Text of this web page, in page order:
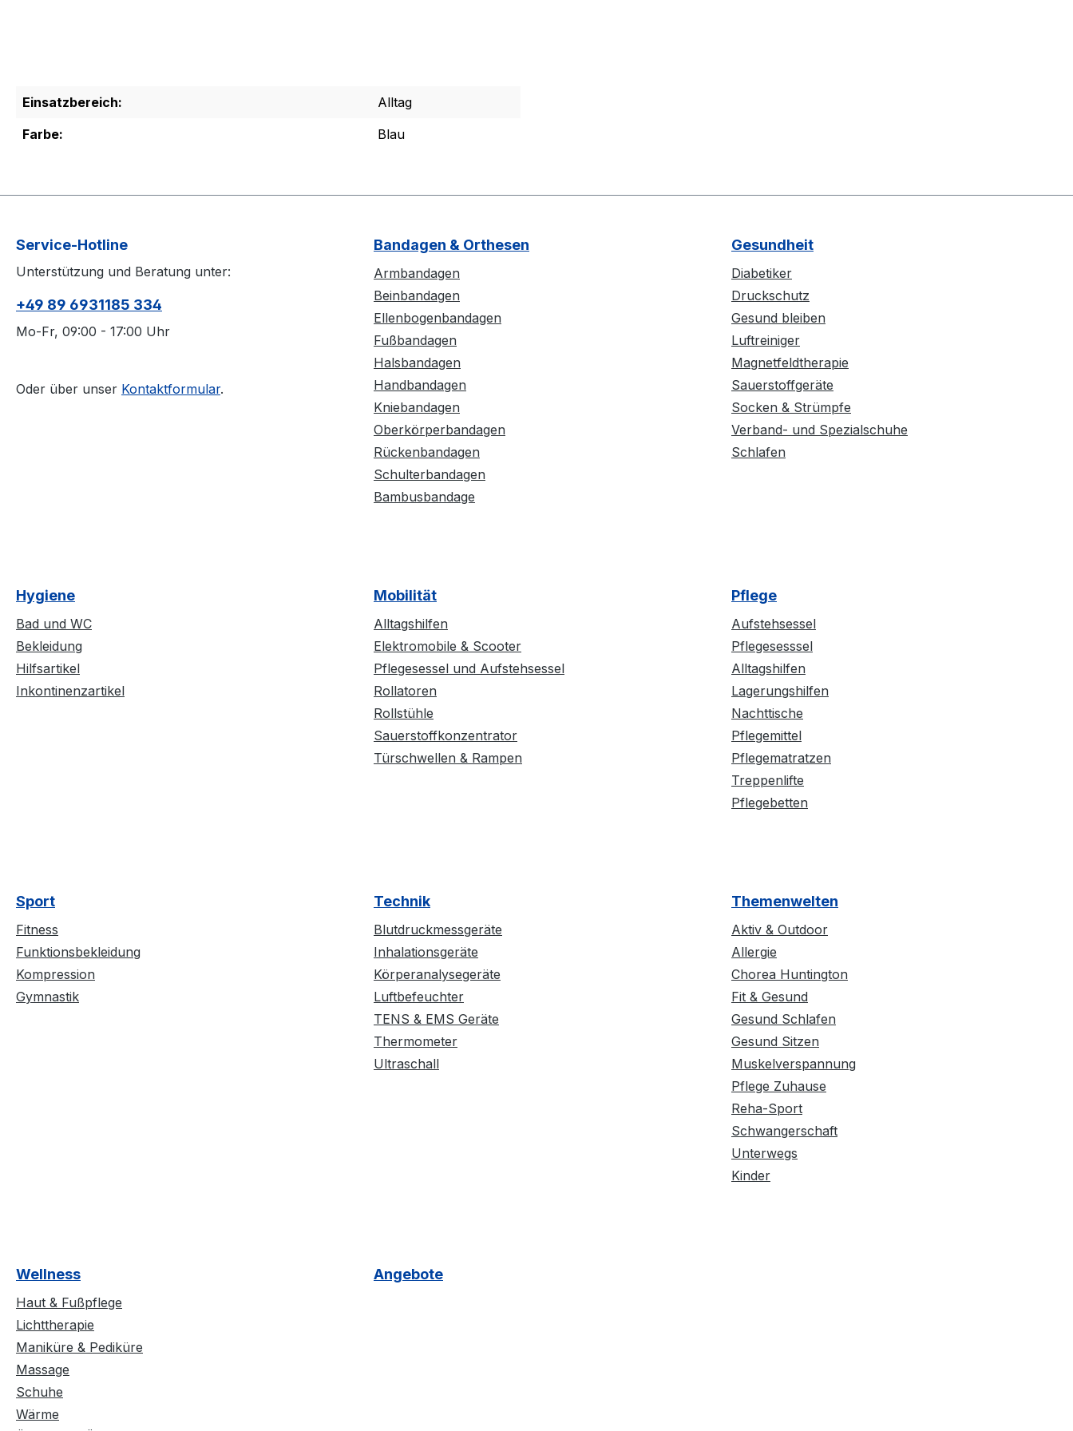
Einsatzbereich:
Alltag
Farbe:
Blau
Service-Hotline
Unterstützung und Beratung unter:
+49 89 6931185 334
Mo-Fr, 09:00 - 17:00 Uhr
Oder über unser Kontaktformular.
Bandagen & Orthesen
Armbandagen
Beinbandagen
Ellenbogenbandagen
Fußbandagen
Halsbandagen
Handbandagen
Kniebandagen
Oberkörperbandagen
Rückenbandagen
Schulterbandagen
Bambusbandage
Gesundheit
Diabetiker
Druckschutz
Gesund bleiben
Luftreiniger
Magnetfeldtherapie
Sauerstoffgeräte
Socken & Strümpfe
Verband- und Spezialschuhe
Schlafen
Hygiene
Bad und WC
Bekleidung
Hilfsartikel
Inkontinenzartikel
Mobilität
Alltagshilfen
Elektromobile & Scooter
Pflegesessel und Aufstehsessel
Rollatoren
Rollstühle
Sauerstoffkonzentrator
Türschwellen & Rampen
Pflege
Aufstehsessel
Pflegesesssel
Alltagshilfen
Lagerungshilfen
Nachttische
Pflegemittel
Pflegematratzen
Treppenlifte
Pflegebetten
Sport
Fitness
Funktionsbekleidung
Kompression
Gymnastik
Technik
Blutdruckmessgeräte
Inhalationsgeräte
Körperanalysegeräte
Luftbefeuchter
TENS & EMS Geräte
Thermometer
Ultraschall
Themenwelten
Aktiv & Outdoor
Allergie
Chorea Huntington
Fit & Gesund
Gesund Schlafen
Gesund Sitzen
Muskelverspannung
Pflege Zuhause
Reha-Sport
Schwangerschaft
Unterwegs
Kinder
Wellness
Haut & Fußpflege
Lichttherapie
Maniküre & Pediküre
Massage
Schuhe
Wärme
Angebote